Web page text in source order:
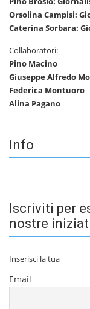
Orsolina Campisi:
Caterina Sorbara:
Collaboratori:
Pino Macino
Giuseppe Alfredo
Federica Montuoro
Alina Pagano
Info
Iscriviti per
nostre
Inserisci la tua
Email